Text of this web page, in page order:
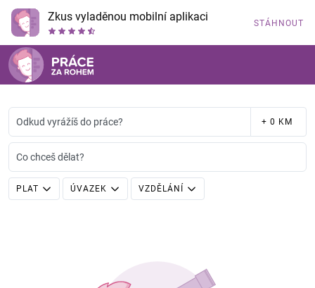
Zkus vyladěnou mobilní aplikaci STÁHNOUT
Odkud vyrážíš do práce? + 0 KM
Co chceš dělat?
PLAT ÚVAZEK VZDĚLÁNÍ